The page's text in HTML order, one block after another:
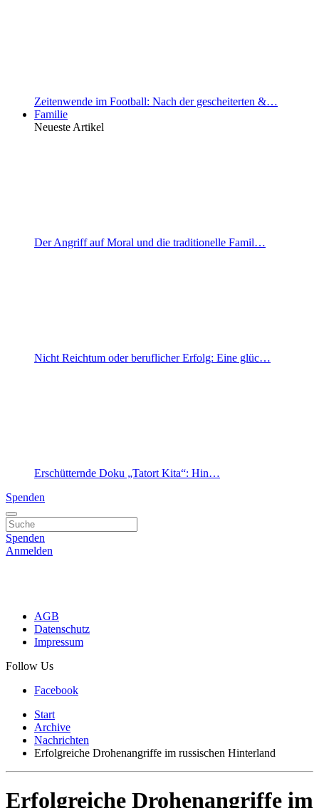
Zeitenwende im Football: Nach der gescheiterten &…
Familie
Neueste Artikel
Der Angriff auf Moral und die traditionelle Famil…
Nicht Reichtum oder beruflicher Erfolg: Eine glüc…
Erschütternde Doku „Tatort Kita“: Hin…
Spenden
Spenden
Anmelden
AGB
Datenschutz
Impressum
Follow Us
Facebook
Start
Archive
Nachrichten
Erfolgreiche Drohenangriffe im russischen Hinterland
Erfolgreiche Drohenangriffe im